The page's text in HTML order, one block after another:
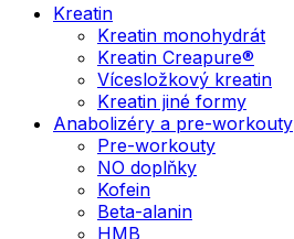
Kreatin
Kreatin monohydrát
Kreatin Creapure®
Vícesložkový kreatin
Kreatin jiné formy
Anabolizéry a pre-workouty
Pre-workouty
NO doplňky
Kofein
Beta-alanin
HMB